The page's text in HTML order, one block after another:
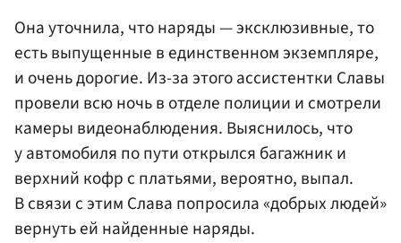
Она уточнила, что наряды — эксклюзивные, то
есть выпущенные в единственном экземпляре,
и очень дорогие. Из-за этого ассистентки Славы
провели всю ночь в отделе полиции и смотрели
камеры видеонаблюдения. Выяснилось, что
у автомобиля по пути открылся багажник и
верхний кофр с платьями, вероятно, выпал.
В связи с этим Слава попросила «добрых людей»
вернуть ей найденные наряды.